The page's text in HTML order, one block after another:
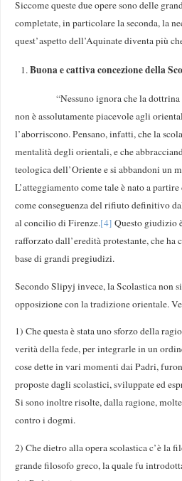
Siccome queste due opere sono delle
completate, in particolare la seconda, la
quest’aspetto dell’Aquinate diventa più
Buona e cattiva concezione della
“Nessuno ignora che la
non è assolutamente piacevole agli
l’aborriscono. Pensano, infatti, che la
mentalità degli orientali, e che
teologica dell’Oriente e si abbandoni un
L’atteggiamento come tale è nato a
come conseguenza del rifiuto definitivo
al concilio di Firenze.[4] Questo giudizio
rafforzato dall’eredità protestante, che
base di grandi pregiudizi.
Secondo Slipyj invece, la Scolastica non
opposizione con la tradizione orientale.
1) Che questa è stata uno sforzo della
verità della fede, per integrarle in un
cose dette in vari momenti dai Padri,
proposte dagli scolastici, sviluppate ed
Si sono inoltre risolte, dalla ragione,
contro i dogmi.
2) Che dietro alla opera scolastica c’è la
grande filosofo greco, la quale fu